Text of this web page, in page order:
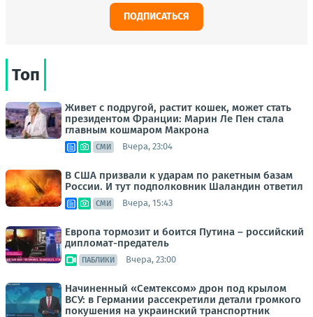
ПОДПИСАТЬСЯ
Топ
Живет с подругой, растит кошек, может стать
президентом Франции: Марин Ле Пен стала
главным кошмаром Макрона
СМИ Вчера, 23:04
В США призвали к ударам по ракетным базам
России. И тут подполковник Шаландин ответил
СМИ Вчера, 15:43
Европа тормозит и боится Путина – российский
дипломат-предатель
ПАБЛИКИ Вчера, 23:00
Начиненный «Семтексом» дрон под крылом
ВСУ: в Германии рассекретили детали громкого
покушения на украинский транспортник